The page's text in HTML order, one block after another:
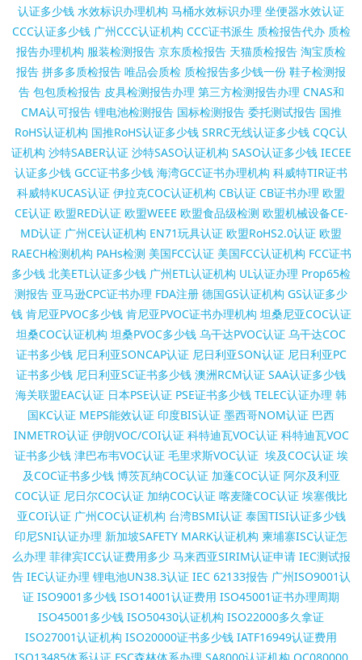
认证多少钱 水效标识办理机构 马桶水效标识办理 坐便器水效认证
CCC认证多少钱 广州CCC认证机构 CCC证书派生 质检报告代办 质检
报告办理机构 服装检测报告 京东质检报告 天猫质检报告 淘宝质检
报告 拼多多质检报告 唯品会质检 质检报告多少钱一份 鞋子检测报
告 包包质检报告 皮具检测报告办理 第三方检测报告办理 CNAS和
CMA认可报告 锂电池检测报告 国标检测报告 委托测试报告 国推
RoHS认证机构 国推RoHS认证多少钱 SRRC无线认证多少钱 CQC认
证机构 沙特SABER认证 沙特SASO认证机构 SASO认证多少钱 IECEE
认证多少钱 GCC证书多少钱 海湾GCC证书办理机构 科威特TIR证书
科威特KUCAS认证 伊拉克COC认证机构 CB认证 CB证书办理 欧盟
CE认证 欧盟RED认证 欧盟WEEE 欧盟食品级检测 欧盟机械设备CE-
MD认证 广州CE认证机构 EN71玩具认证 欧盟RoHS2.0认证 欧盟
RAECH检测机构 PAHs检测 美国FCC认证 美国FCC认证机构 FCC证书
多少钱 北美ETL认证多少钱 广州ETL认证机构 UL认证办理 Prop65检
测报告 亚马逊CPC证书办理 FDA注册 德国GS认证机构 GS认证多少
钱 肯尼亚PVOC多少钱 肯尼亚PVOC证书办理机构 坦桑尼亚COC认证
坦桑COC认证机构 坦桑PVOC多少钱 乌干达PVOC认证 乌干达COC
证书多少钱 尼日利亚SONCAP认证 尼日利亚SON认证 尼日利亚PC
证书多少钱 尼日利亚SC证书多少钱 澳洲RCM认证 SAA认证多少钱
海关联盟EAC认证 日本PSE认证 PSE证书多少钱 TELEC认证办理 韩
国KC认证 MEPS能效认证 印度BIS认证 墨西哥NOM认证 巴西
INMETRO认证 伊朗VOC/COI认证 科特迪瓦VOC认证 科特迪瓦VOC
证书多少钱 津巴布韦VOC认证 毛里求斯VOC认证 埃及COC认证 埃
及COC证书多少钱 博茨瓦纳COC认证 加蓬COC认证 阿尔及利亚
COC认证 尼日尔COC认证 加纳COC认证 喀麦隆COC认证 埃塞俄比
亚COI认证 广州COC认证机构 台湾BSMI认证 泰国TISI认证多少钱
印尼SNI认证办理 新加坡SAFETY MARK认证机构 柬埔寨ISC认证怎
么办理 菲律宾ICC认证费用多少 马来西亚SIRIM认证申请 IEC测试报
告 IEC认证办理 锂电池UN38.3认证 IEC 62133报告 广州ISO9001认
证 ISO9001多少钱 ISO14001认证费用 ISO45001证书办理周期
ISO45001多少钱 ISO50430认证机构 ISO22000多久拿证
ISO27001认证机构 ISO20000证书多少钱 IATF16949认证费用